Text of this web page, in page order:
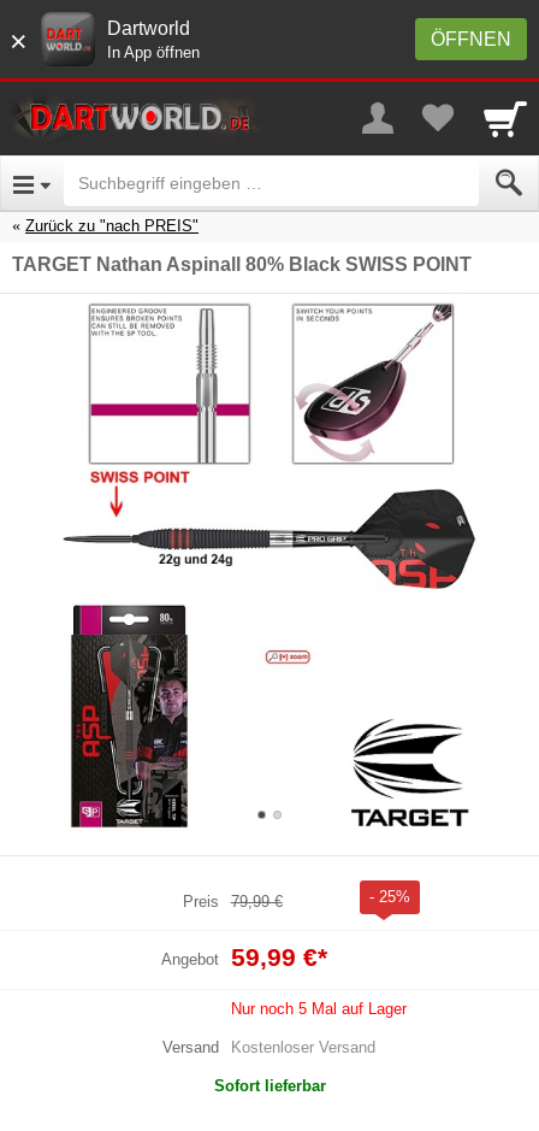
× ÖFFNEN
Dartworld
In App öffnen
Zurück zu "nach PREIS"
TARGET Nathan Aspinall 80% Black SWISS POINT
Preis 79,99 € - 25%
Angebot 59,99 €*
Nur noch 5 Mal auf Lager
Versand Kostenloser Versand
Sofort lieferbar